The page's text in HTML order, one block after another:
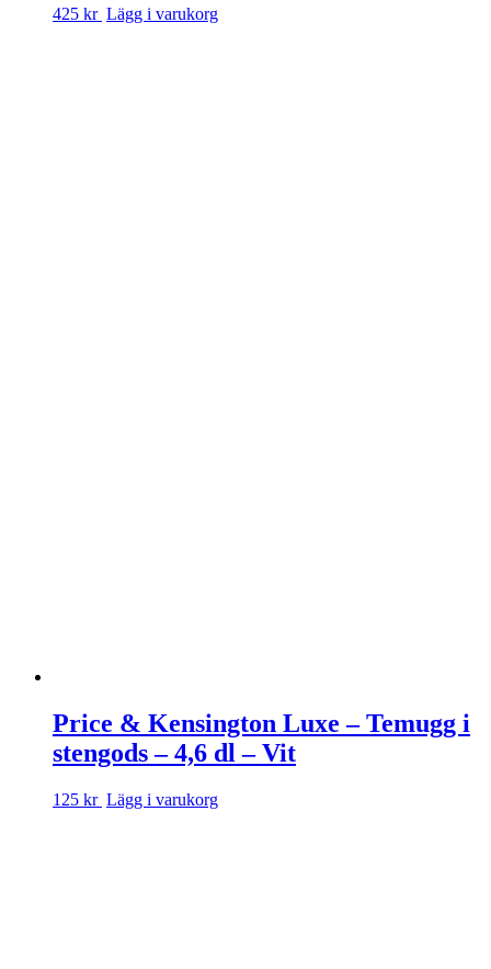
425 kr Lägg i varukorg
Price & Kensington Luxe – Temugg i
stengods – 4,6 dl – Vit
125 kr Lägg i varukorg